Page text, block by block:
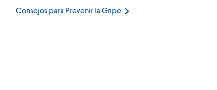
Consejos para Prevenir la Gripe